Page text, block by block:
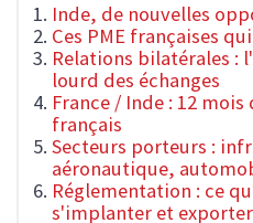
Inde, de nouvelles
Ces PME françaises
Relations bilatérales :
lourd des échanges
France / Inde : 12
français
Secteurs porteurs :
aéronautique,
Réglementation : ce
s'implanter et exporter